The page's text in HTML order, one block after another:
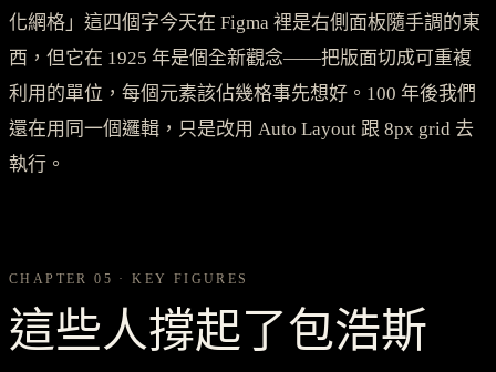
化網格」這四個字今天在 Figma 裡是右側面板隨手調的東
西，但它在 1925 年是個全新觀念——把版面切成可重複
利用的單位，每個元素該佔幾格事先想好。100 年後我們
還在用同一個邏輯，只是改用 Auto Layout 跟 8px grid 去
執行。
CHAPTER 05 · KEY FIGURES
這些人撐起了包浩斯